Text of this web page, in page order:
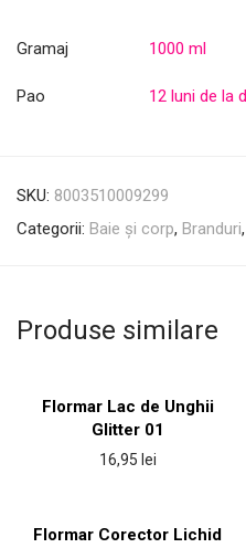
Gramaj 1000 ml
Pao 12 luni de la
SKU: 8003510009299
Categorii: Baie și corp, Branduri,
Produse similare
Flormar Lac de Unghii
Glitter 01
16,95 lei
Flormar Corector Lichid